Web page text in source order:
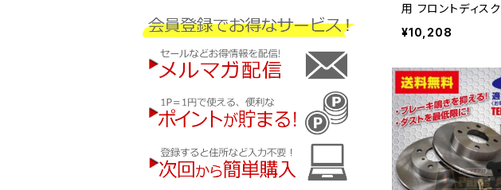
用 フロントディスクブレーキロ
ータ.パッドセッ
（ＣＡＣ）/専用グリ
¥10,208